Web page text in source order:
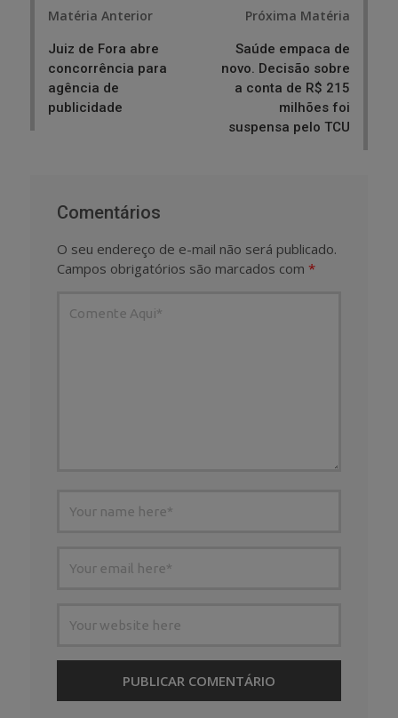
Matéria Anterior
Juiz de Fora abre
concorrência para
agência de
publicidade
Próxima Matéria
Saúde empaca de
novo. Decisão sobre
a conta de R$ 215
milhões foi
suspensa pelo TCU
Comentários
O seu endereço de e-mail não será publicado.
Campos obrigatórios são marcados com *